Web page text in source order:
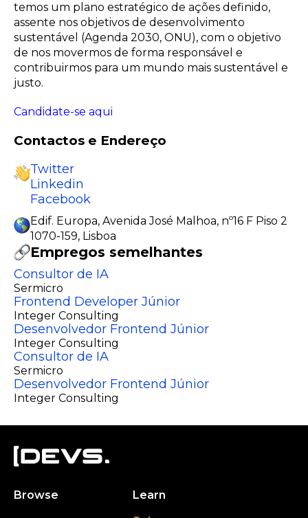
temos um plano estratégico de ações definido,
assente nos objetivos de desenvolvimento
sustentável (Agenda 2030, ONU), com o objetivo
de nos movermos de forma responsável e
contribuirmos para um mundo mais sustentável e
justo.
Candidate-se aqui
Contactos e Endereço
Twitter
Linkedin
Facebook
Edif. Europa, Avenida José Malhoa, nº16 F Piso 2
1070-159, Lisboa
Empregos semelhantes
Consultor de IA
Sermicro
Frontend Developer Júnior
Integer Consulting
Desenvolvedor Frontend Júnior
Integer Consulting
Consultor de IA
Sermicro
Desenvolvedor Frontend Júnior
Integer Consulting
Browse
Learn